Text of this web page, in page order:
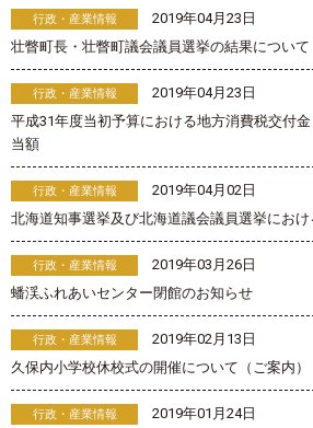
行政・産業情報
2019年04月23日
壮瞥町長・壮瞥町議会議員選挙の結果について
行政・産業情報
2019年04月23日
平成31年度当初予算における地方消費税交付
当額
行政・産業情報
2019年04月02日
北海道知事選挙及び北海道議会議員選挙にお
行政・産業情報
2019年03月26日
蟠渓ふれあいセンター閉館のお知らせ
行政・産業情報
2019年02月13日
久保内小学校休校式の開催について（ご案内）
行政・産業情報
2019年01月24日